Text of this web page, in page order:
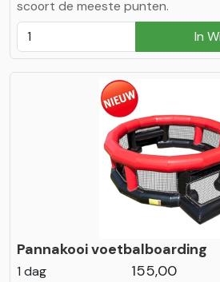
scoort de meeste punten.
In
Pannakooi voetbalboarding
1 dag 155,00